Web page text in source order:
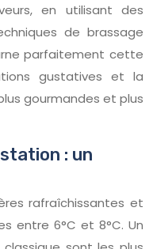
en utilisant des
de brassage
parfaitement cette
gustatives et la
gourmandes et plus
: un
rafraîchissantes et
entre 6°C et 8°C. Un